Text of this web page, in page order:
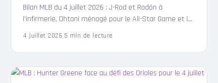
Bilan MLB du 4 juillet 2026 : J-Rod et Rodón à
l’infirmerie, Ohtani ménagé pour le All-Star Game et le
retour attendu de Mike Trout et Hunter Greene.
4 juillet 2026·5 min de lecture